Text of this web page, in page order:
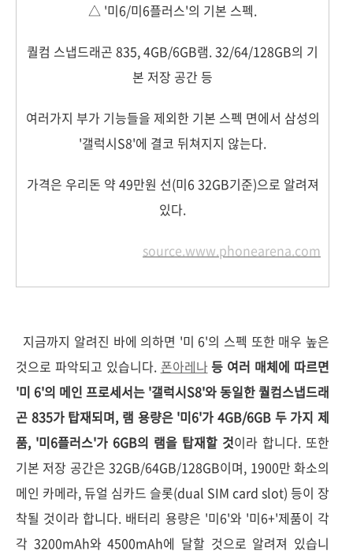
△ '미6/미6플러스'의 기본 스펙.
퀄컴 스냅드래곤 835, 4GB/6GB램. 32/64/128GB의 기
본 저장 공간 등
여러가지 부가 기능들을 제외한 기본 스펙 면에서 삼성의
'갤럭시S8'에 결코 뒤쳐지지 않는다.
가격은 우리돈 약 49만원 선(미6 32GB기준)으로 알려져
있다.
source.www.phonearena.com
지금까지 알려진 바에 의하면 '미 6'의 스펙 또한 매우 높은
것으로 파악되고 있습니다. 폰아레나 등 여러 매체에 따르면
'미 6'의 메인 프로세서는 '갤럭시S8'와 동일한 퀄컴스냅드래
곤 835가 탑재되며, 램 용량은 '미6'가 4GB/6GB 두 가지 제
품, '미6플러스'가 6GB의 램을 탑재할 것이라 합니다. 또한
기본 저장 공간은 32GB/64GB/128GB이며, 1900만 화소의
메인 카메라, 듀얼 심카드 슬롯(dual SIM card slot) 등이 장
착될 것이라 합니다. 배터리 용량은 '미6'와 '미6+'제품이 각
각 3200mAh와 4500mAh에 달할 것으로 알려져 있습니